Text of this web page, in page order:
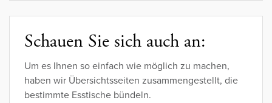
Schauen Sie sich auch an:
Um es Ihnen so einfach wie möglich zu machen,
haben wir Übersichtsseiten zusammengestellt, die
bestimmte Esstische bündeln.